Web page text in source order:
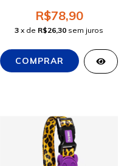
R$78,90
3 x de R$26,30 sem juros